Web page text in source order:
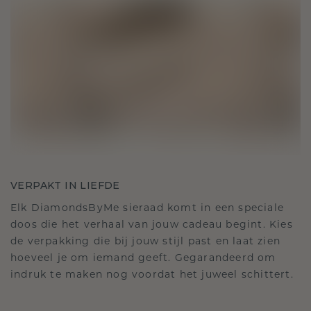
VERPAKT IN LIEFDE
Elk DiamondsByMe sieraad komt in een speciale
doos die het verhaal van jouw cadeau begint. Kies
de verpakking die bij jouw stijl past en laat zien
hoeveel je om iemand geeft. Gegarandeerd om
indruk te maken nog voordat het juweel schittert.